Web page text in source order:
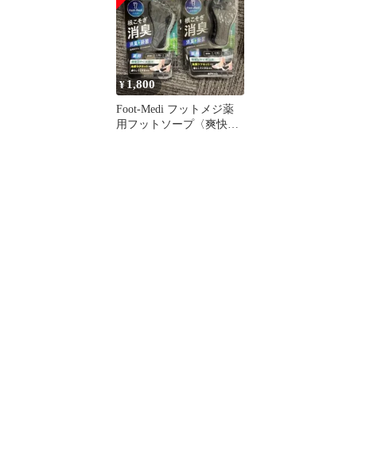
¥1,800
Foot-Medi フットメジ薬
用フットソープ〈爽快ミ